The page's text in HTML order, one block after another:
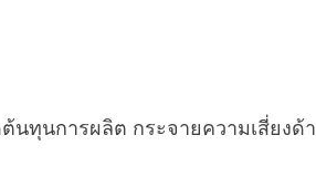
ทุนการผลิต กระจายความเสี่ยงด้